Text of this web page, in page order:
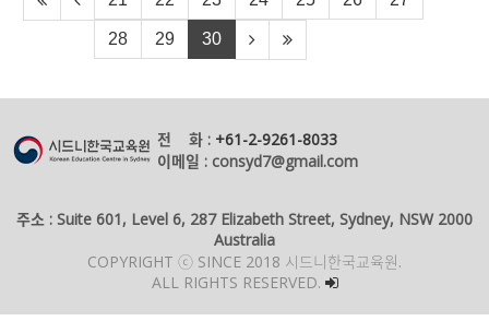
28 29 30
전 화 : +61-2-9261-8033
이메일 : consyd7@gmail.com
주소 : Suite 601, Level 6, 287 Elizabeth Street, Sydney, NSW 2000
Australia
COPYRIGHT ⓒ SINCE 2018 시드니한국교육원.
ALL RIGHTS RESERVED.